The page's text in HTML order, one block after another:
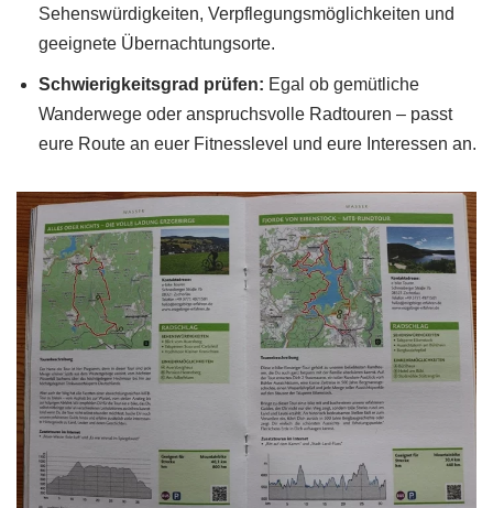
Sehenswürdigkeiten, Verpflegungsmöglichkeiten und
geeignete Übernachtungsorte.
Schwierigkeitsgrad prüfen: Egal ob gemütliche
Wanderwege oder anspruchsvolle Radtouren – passt
eure Route an euer Fitnesslevel und eure Interessen an.